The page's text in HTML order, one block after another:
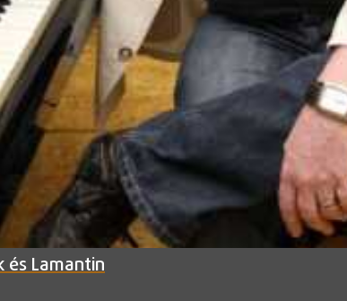
és Lamantin